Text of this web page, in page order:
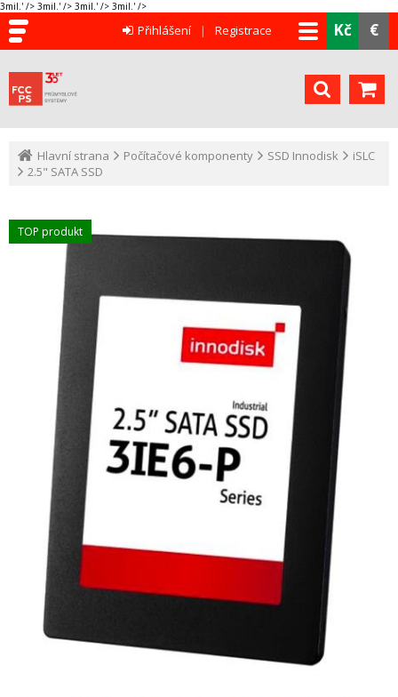
3mil.' /> 3mil.' /> 3mil.' /> 3mil.' />
Kč €
Přihlášení Registrace
Hlavní strana Počítačové komponenty SSD Innodisk
iSLC
2.5" SATA SSD
TOP produkt